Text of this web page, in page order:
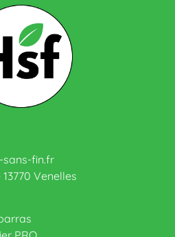
sans-fin.fr
Venelles